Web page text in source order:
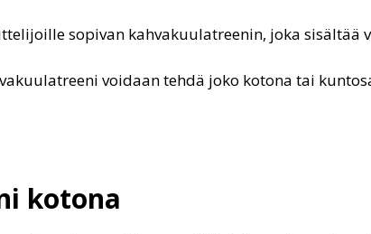
sopivan kahvakuulatreenin, joka sisältää
voidaan tehdä joko kotona tai
kotona